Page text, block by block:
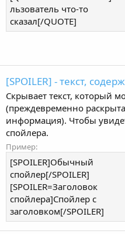
льзователь что-то
сказал[/QUOTE]
[SPOILER] - текст,
Скрывает текст, который
(преждевременно
информация). Чтобы
спойлера.
Пример:
[SPOILER]Обычный
спойлер[/SPOILER]
[SPOILER=Заголовок
спойлера]Спойлер с
заголовком[/SPOILER]